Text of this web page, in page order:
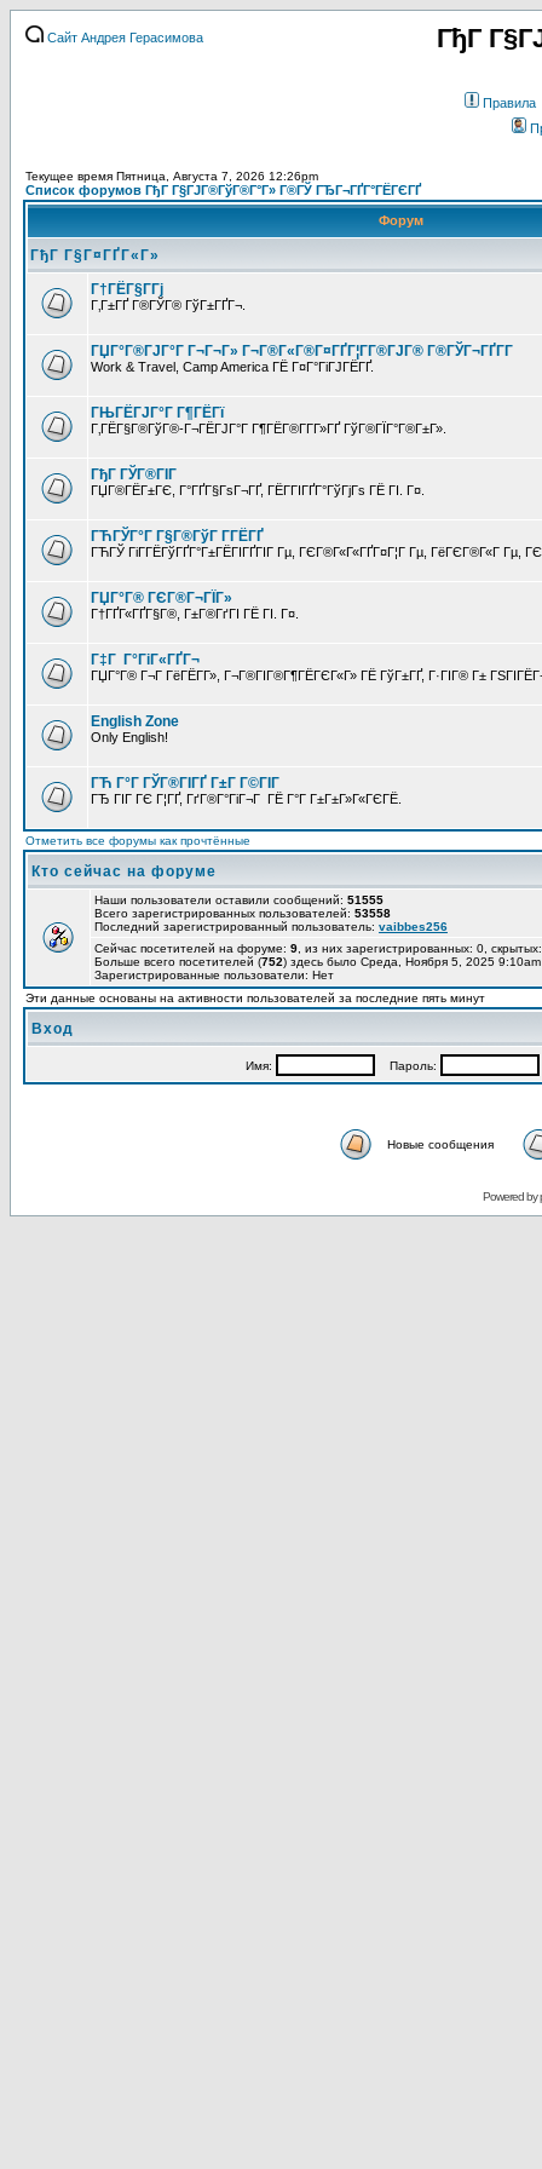
Сайт Андрея Герасимова ГђГ
Правила
Текущее время Пятница, Августа 7, 2026 12:26pm
Список форумов ГђГ Г§ГЈГ®ГўГ®Г°Г» Г®ГЎ ГЂГ¬ГҐГ°ГЁГЄГҐ
Форум
ГђГ Г§Г¤ГҐГ«Г»
Г†ГЁГ§Г­Гј
Г‚Г±ГҐ Г®ГЎГ® ГўГ±ГҐГ¬.
ГЏГ°Г®ГЈГ°Г Г¬Г¬Г» Г¬Г®Г«Г®Г¤ГҐГ¦Г­Г®ГЈГ® Г®ГЎГ¬ГҐГ­Г
Work & Travel, Camp America ГЁ Г¤Г°ГіГЈГЁГҐ.
ГЊГЁГЈГ°Г Г¶ГЁГї
Г‚ГЁГ§Г®ГўГ®-Г¬ГЁГЈГ°Г Г¶ГЁГ®Г­Г­Г»ГҐ ГўГ®ГЇГ°Г®Г±Г».
ГђГ ГЎГ®ГІГ
ГЏГ®ГЁГ±ГЄ, Г°ГҐГ§ГѕГ¬ГҐ, ГЁГ­ГІГҐГ°ГўГјГѕ ГЁ ГІ. Г¤.
ГЋГЎГ°Г Г§Г®ГўГ Г­ГЁГҐ
ГЋГЎ ГіГ­ГЁГўГҐГ°Г±ГЁГІГҐГІГ Гµ, ГЄГ®Г«Г«ГҐГ¤Г¦Г Гµ, ГёГЄГ®Г«Г Гµ,
ГЏГ°Г® ГЄГ®Г¬ГЇГ»
Г†ГҐГ«ГҐГ§Г®, Г±Г®ГґГІ ГЁ ГІ. Г¤.
Г‡Г Г°ГіГ«ГҐГ¬
ГЏГ°Г® Г¬Г ГёГЁГ­Г», Г¬Г®ГІГ®Г¶ГЁГЄГ«Г» ГЁ ГўГ±ГҐ, Г·ГІГ® Г±
English Zone
Only English!
ГЋ Г°Г ГЎГ®ГІГҐ Г±Г Г©ГІГ
ГЂ ГІГ ГЄ Г¦ГҐ, ГґГ®Г°ГіГ¬Г ГЁ Г°Г Г±Г±Г»Г«ГЄГЁ.
Отметить все форумы как прочтённые
Кто сейчас на форуме
Наши пользователи оставили сообщений: 51555
Всего зарегистрированных пользователей: 53558
Последний зарегистрированный пользователь: vaibbes256
Сейчас посетителей на форуме: 9 , из них зарегистрированных: 0,
Больше всего посетителей (752) здесь было Среда, Ноября 5, 2025 9:10am
Зарегистрированные пользователи: Нет
Эти данные основаны на активности пользователей за последние пять минут
Вход
Имя: Пароль:
Новые сообщения
Powered by